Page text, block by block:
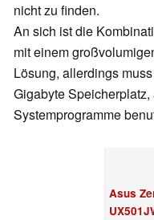
nicht zu finden.
An sich ist die
mit einem
Lösung, allerdings
Gigabyte
Systemprogramme
Asus